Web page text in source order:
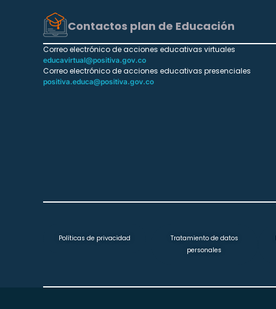
Contactos plan de Educación
Correo electrónico de acciones educativas virtuales
educavirtual@positiva.gov.co
Correo electrónico de acciones educativas presenciales
positiva.educa@positiva.gov.co
Políticas de privacidad
Tratamiento de datos
personales